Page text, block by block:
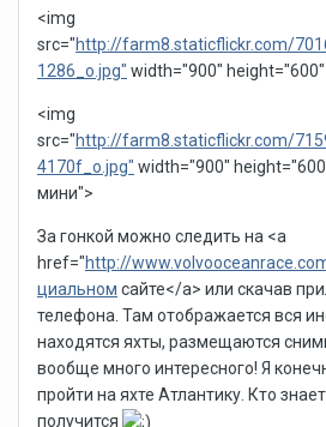
<img
src="http://farm8.staticflickr.com/
1286_o.jpg" width="900"
<img
src="http://farm8.staticflickr.com/
4170f_o.jpg" width="900"
мини">
За гонкой можно следить на <a
href="http://
циальном сайте</a> или скачав
телефона. Там отображается вся
находятся яхты, размещаются
вообще много интересного! Я
пройти на яхте Атлантику. Кто
получится